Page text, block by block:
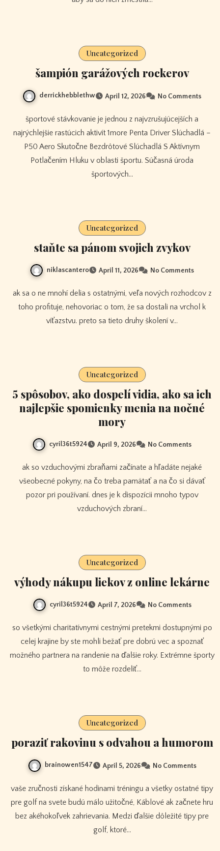
Uncategorized
šampión garážových rockerov
derrickhebblethw April 12, 2026 No Comments
športové stávkovanie je jednou z najvzrušujúcejších a
najrýchlejšie rastúcich aktivít 1more Penta Driver Slúchadlá –
P50 Aero Skutočne Bezdrôtové Slúchadlá S Aktívnym
Potlačením Hluku v oblasti športu. Súčasná úroda
športových…
Uncategorized
staňte sa pánom svojich zvykov
niklascantero April 11, 2026 No Comments
ak sa o ne mnohí delia s ostatnými, veľa nových rozhodcov z
toho profituje, nehovoriac o tom, že sa dostali na vrchol k
víťazstvu. preto sa tieto druhy školení v…
Uncategorized
5 spôsobov, ako dospelí vidia, ako sa ich
najlepšie spomienky menia na nočné
mory
cyril36t5924 April 9, 2026 No Comments
ak so vzduchovými zbraňami začínate a hľadáte nejaké
všeobecné pokyny, na čo treba pamätať a na čo si dávať
pozor pri používaní. dnes je k dispozícii mnoho typov
vzduchových zbraní…
Uncategorized
výhody nákupu liekov z online lekárne
cyril36t5924 April 7, 2026 No Comments
so všetkými charitatívnymi cestnými pretekmi dostupnými po
celej krajine by ste mohli bežať pre dobrú vec a spoznať
možného partnera na randenie na ďalšie roky. Extrémne športy
to môže rozdeliť…
Uncategorized
poraziť rakovinu s odvahou a humorom
brainowen1547 April 5, 2026 No Comments
vaše zručnosti získané hodinami tréningu a všetky ostatné tipy
pre golf na svete budú málo užitočné, Káblové ak začnete hru
bez akéhokoľvek zahrievania. Medzi ďalšie dôležité tipy pre
golf, ktoré…